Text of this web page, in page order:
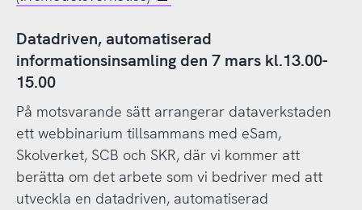
Datadriven, automatiserad
informationsinsamling den 7 mars kl.13.00-
15.00
På motsvarande sätt arrangerar dataverkstaden
ett webbinarium tillsammans med eSam,
Skolverket, SCB och SKR, där vi kommer att
berätta om det arbete som vi bedriver med att
utveckla en datadriven, automatiserad